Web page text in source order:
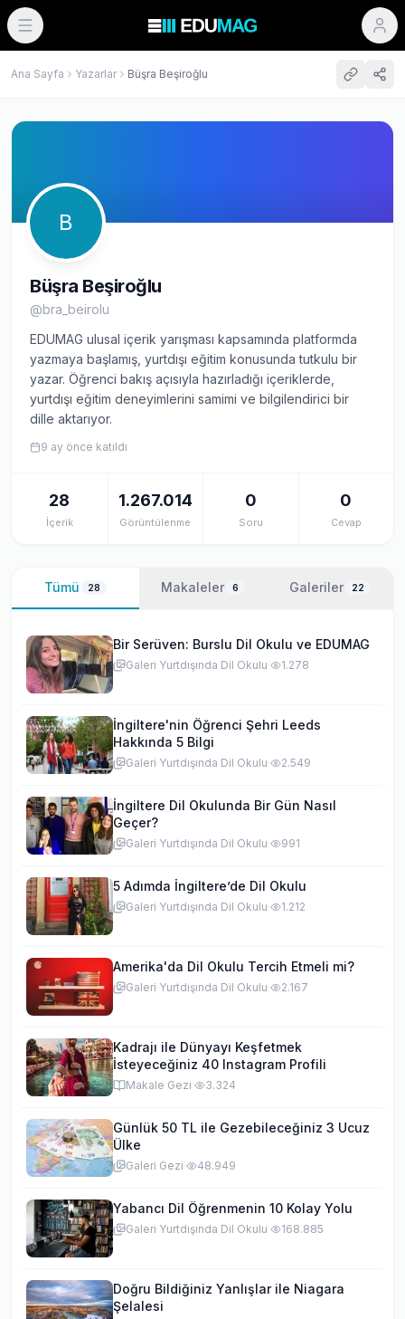
Ana Sayfa Yazarlar Büşra Beşiroğlu
B
Büşra Beşiroğlu
@bra_beirolu
EDUMAG ulusal içerik yarışması kapsamında platformda
yazmaya başlamış, yurtdışı eğitim konusunda tutkulu bir
yazar. Öğrenci bakış açısıyla hazırladığı içeriklerde,
yurtdışı eğitim deneyimlerini samimi ve bilgilendirici bir
dille aktarıyor.
9 ay önce katıldı
28
İçerik
1.267.014
Görüntülenme
0
Soru
0
Cevap
Tümü 28 Makaleler 6 Galeriler 22
Bir Serüven: Burslu Dil Okulu ve EDUMAG
Galeri Yurtdışında Dil Okulu 1.278
İngiltere'nin Öğrenci Şehri Leeds
Hakkında 5 Bilgi
Galeri Yurtdışında Dil Okulu 2.549
İngiltere Dil Okulunda Bir Gün Nasıl
Geçer?
Galeri Yurtdışında Dil Okulu 991
5 Adımda İngiltere’de Dil Okulu
Galeri Yurtdışında Dil Okulu 1.212
Amerika'da Dil Okulu Tercih Etmeli mi?
Galeri Yurtdışında Dil Okulu 2.167
Kadrajı ile Dünyayı Keşfetmek
İsteyeceğiniz 40 Instagram Profili
Makale Gezi 3.324
Günlük 50 TL ile Gezebileceğiniz 3 Ucuz
Ülke
Galeri Gezi 48.949
Yabancı Dil Öğrenmenin 10 Kolay Yolu
Galeri Yurtdışında Dil Okulu 168.885
Doğru Bildiğiniz Yanlışlar ile Niagara
Şelalesi